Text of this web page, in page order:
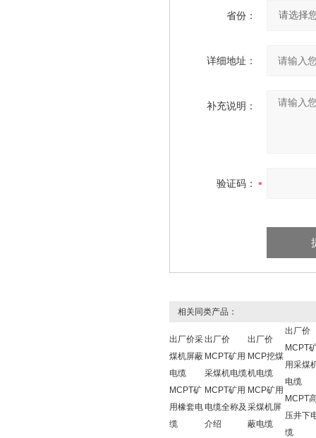
省份：
详细地址：
补充说明：
验证码：
相关同类产品：
出厂价采
煤机屏蔽
电缆
MCPT矿
用橡套电
缆
出厂价
MCPT矿用
采煤机电缆
MCPT矿用
电缆全称及
介绍
出厂价
MCP挖煤
机电缆
MCP矿用
采煤机屏
蔽电缆
出厂价
MCPT
用采煤
电缆
MCPT
压井下
缆